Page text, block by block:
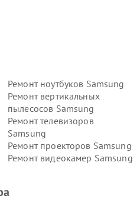
Ремонт ноутбуков Samsung
Ремонт вертикальных
пылесосов Samsung
Ремонт телевизоров
Samsung
Ремонт проекторов Samsung
Ремонт видеокамер Samsung